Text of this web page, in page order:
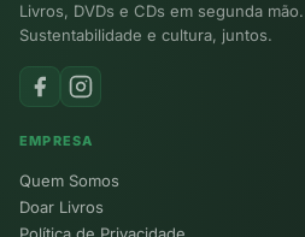
Livros, DVDs e CDs em segunda mão.
Sustentabilidade e cultura, juntos.
EMPRESA
Quem Somos
Doar Livros